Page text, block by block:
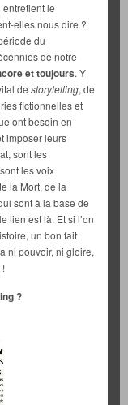
le
elles nous dire ?
du
de notre
et toujours. Y
de storytelling, de
fictionnelles et
ont besoin en
imposer leurs
sont les
les voix
la Mort, de la
sont à la base de
lien est là. Et si l’on
un bon fait
ni pouvoir, ni gloire,
!
?